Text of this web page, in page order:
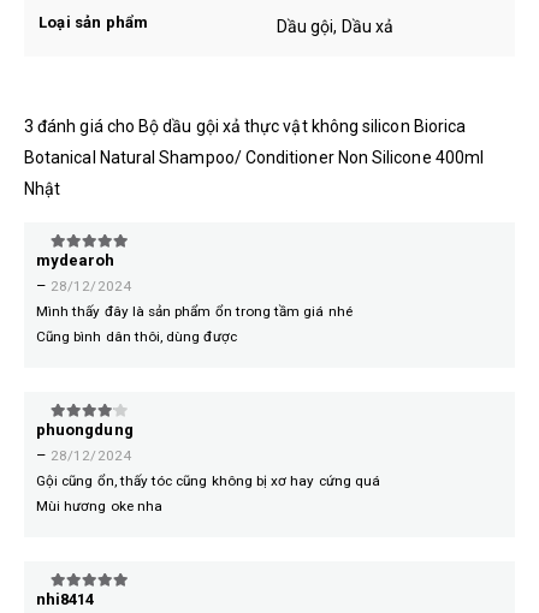
Loại sản phẩm Dầu gội, Dầu xả
3 đánh giá cho Bộ dầu gội xả thực vật không silicon Biorica
Botanical Natural Shampoo/ Conditioner Non Silicone 400ml
Nhật
5trên 5
mydearoh
– 28/12/2024
Mình thấy đây là sản phẩm ổn trong tầm giá nhé
Cũng bình dân thôi, dùng được
4trên 5
phuongdung
– 28/12/2024
Gội cũng ổn, thấy tóc cũng không bị xơ hay cứng quá
Mùi hương oke nha
5trên 5
nhi8414